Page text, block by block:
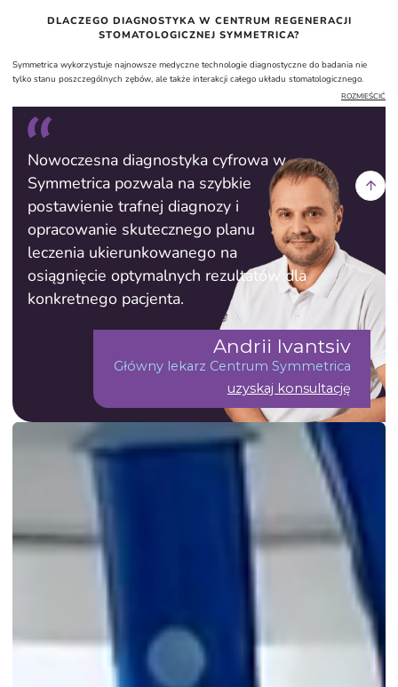
DLACZEGO DIAGNOSTYKA W CENTRUM REGENERACJI
STOMATOLOGICZNEJ SYMMETRICA?
Symmetrica wykorzystuje najnowsze medyczne technologie diagnostyczne do badania nie
tylko stanu poszczególnych zębów, ale także interakcji całego układu stomatologicznego.
Nie trzeba odwiedzać kilku różnych placówek medycznych, aby przejść całą niezbędną
diagnostykę – Symmetrica oferuje pełen zakres badań funkcjonalnych podczas jednej wizyty,
co znacznie oszczędza czas pacjentów.
Zespół Centrum Regeneracji Stomatologicznej Symmetrica wykorzystuje wyniki kompleksowej
zidentyfikowane problemy i potrzeby pacjenta, jednocześnie minimalizując ryzyko
zastosowania niewłaściwych rozwiązań medycznych.
Dzięki kompleksowemu podejściu do diagnostyki i leczenia, specjaliści Centrum Regeneracji
Stomatologicznej Symmetrica unikają długotrwałego leczenia i przywracają pacjentów do
pełnego życia tak szybko, jak to możliwe.
ROZMIEŚCIĆ
Nowoczesna diagnostyka cyfrowa w
Symmetrica pozwala na szybkie
postawienie trafnej diagnozy i
opracowanie skutecznego planu
leczenia ukierunkowanego na
osiągnięcie optymalnych rezultatów dla
konkretnego pacjenta.
Andrii Ivantsiv
Główny lekarz Centrum Symmetrica
uzyskaj konsultację